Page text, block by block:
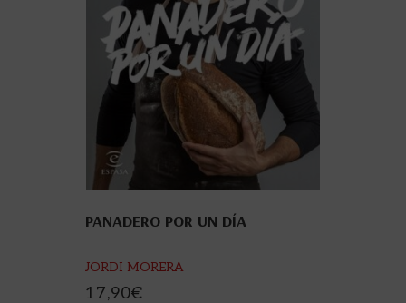
PANADERO POR UN DÍA
JORDI MORERA
17,90€